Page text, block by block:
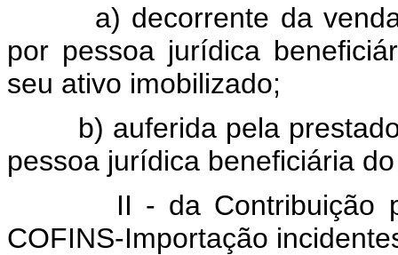
a) decorrente da venda
por pessoa jurídica
seu ativo imobilizado;
b) auferida pela
pessoa jurídica beneficiária
II - da Contribuição
COFINS-Importação